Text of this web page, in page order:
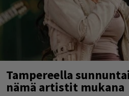
Tampereella
nämä artistit mukana